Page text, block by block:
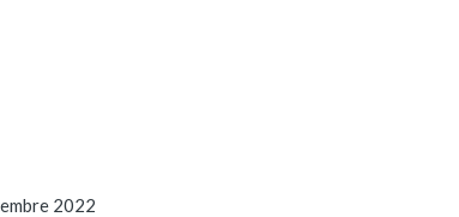
2022